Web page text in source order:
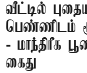
வீட்டில்
பெண்ணிடம்
- மாந்திரீக
கைது